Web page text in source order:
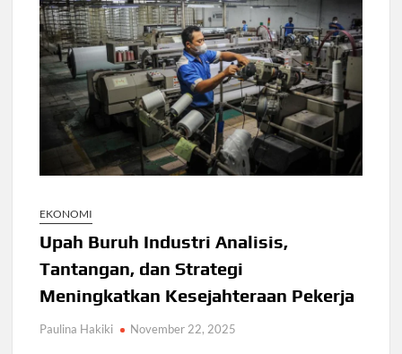
EKONOMI
Upah Buruh Industri Analisis,
Tantangan, dan Strategi
Meningkatkan Kesejahteraan Pekerja
Paulina Hakiki November 22, 2025